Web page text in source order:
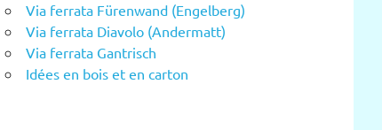
Via ferrata Fürenwand (Engelberg)
Via ferrata Diavolo (Andermatt)
Via ferrata Gantrisch
Idées en bois et en carton